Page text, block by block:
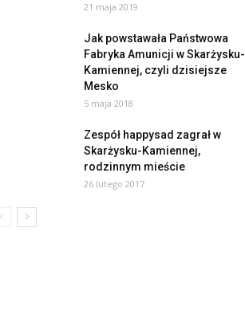
21 maja 2019
Jak powstawała Państwowa
Fabryka Amunicji w Skarżysku-
Kamiennej, czyli dzisiejsze
Mesko
5 maja 2018
Zespół happysad zagrał w
Skarżysku-Kamiennej,
rodzinnym mieście
26 lutego 2017